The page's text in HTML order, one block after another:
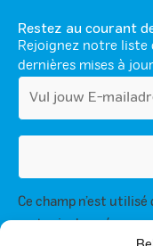
Restez au courant
Rejoignez notre
dernières mises à
Ce champ n’est
rester inchangé.
En vous inscrivant, vous